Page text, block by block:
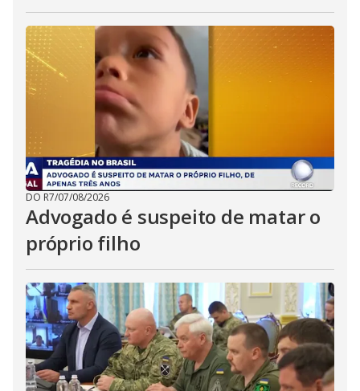
DO R7/07/08/2026
Advogado é suspeito de matar o
próprio filho